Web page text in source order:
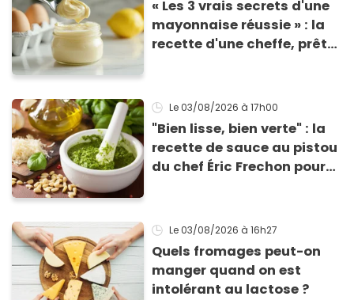
« Les 3 vrais secrets d'une
mayonnaise réussie » : la
recette d'une cheffe, prête
Le 03/08/2026 à 17h00
"Bien lisse, bien verte" : la
recette de sauce au pistou
du chef Éric Frechon pour
Le 03/08/2026 à 16h27
Quels fromages peut-on
manger quand on est
intolérant au lactose ?